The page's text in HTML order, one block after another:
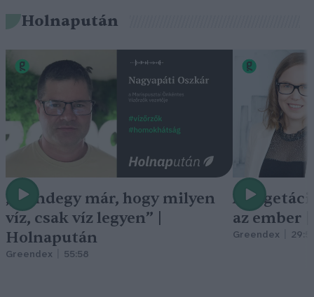
Holnapután
„Mindegy már, hogy milyen
víz, csak víz legyen” |
Holnapután
Greendex 55:58
A
az ember
Greendex